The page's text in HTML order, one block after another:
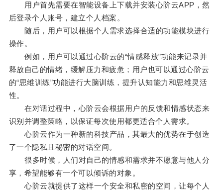
用户首先需要在智能设备上下载并安装心阶云APP，然
后登录个人账号，建立个人档案。
随后，用户可以根据个人需求选择合适的功能模块进行
操作。
例如，用户可以通过心阶云的“情感释放”功能来记录并
释放自己的情绪，缓解压力和疲惫；用户也可以通过心阶云
的“思维训练”功能进行大脑训练，提升认知能力和思维灵活
性。
在对话过程中，心阶云会根据用户的反馈和情感状态来
识别并调整策略，以保证每次使用都更适合个人需求。
心阶云作为一种新的科技产品，其最大的优势在于创造
了一个隐私且秘密的对话空间。
很多时候，人们对自己的情感和需求并不愿意与他人分
享，希望能够有一个可以倾诉的对象。
心阶云就提供了这样一个安全和私密的空间，让每个人